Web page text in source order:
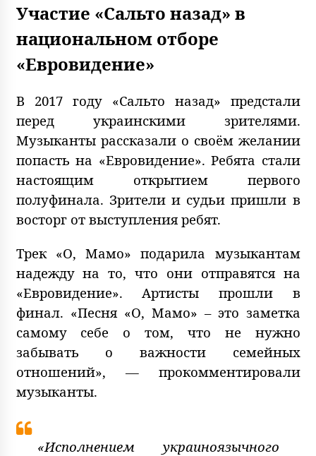
Участие «Сальто назад» в
национальном отборе
«Евровидение»
В 2017 году «Сальто назад» предстали
перед украинскими зрителями.
Музыканты рассказали о своём желании
попасть на «Евровидение». Ребята стали
настоящим открытием первого
полуфинала. Зрители и судьи пришли в
восторг от выступления ребят.
Трек «О, Мамо» подарила музыкантам
надежду на то, что они отправятся на
«Евровидение». Артисты прошли в
финал. «Песня «О, Мамо» – это заметка
самому себе о том, что не нужно
забывать о важности семейных
отношений», — прокомментировали
музыканты.
«Исполнением украиноязычного